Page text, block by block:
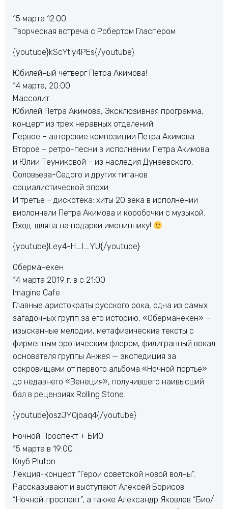
15 марта 12:00
Творческая встреча с Робертом Гласпером
{youtube}kScYtiy4PEs{/youtube}
Юбилейный четверг Петра Акимова!
14 марта, 20:00
Массолит
Юбилей Петра Акимова, Эксклюзивная программа,
концерт из трех неравных отделений:
Первое – авторские композиции Петра Акимова.
Второе – ретро-песни в исполнении Петра Акимова
и Юлии Теуниковой – из наследия Дунаевского,
Соловьева-Седого и других титанов
социалистической эпохи.
И третье – дискотека: хиты 20 века в исполнении
виолончели Петра Акимова и коробочки с музыкой.
Вход: шляпа на подарки имениннику!
{youtube}Ley4-H_l_YU{/youtube}
Оберманекен
14 марта 2019 г. в с 21:00
Imagine Cafe
Главные аристократы русского рока, одна из самых
загадочных групп за его историю, «Оберманекен» —
изысканные мелодии, метафизические тексты с
фирменным эротическим флером, филигранный вокал
основателя группы Анжея — экспедиция за
сокровищами от первого альбома «Ночной портье»
до недавнего «Венеция», получившего наивысший
бал в рецензиях Rolling Stone.
{youtube}oszJY0joaq4{/youtube}
Ночной Проспект + БИО
15 марта в 19:00
Клуб Pluton
Лекция-концерт “Герои советской новой волны”.
Рассказывают и выступают Алексей Борисов
“Ночной проспект”, а также Александр Яковлев “Био/